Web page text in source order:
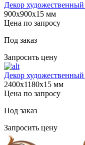
Декор
900х900х15 мм
Цена по запросу
Под заказ
Запросить цену
Декор
2400х1180х15 мм
Цена по запросу
Под заказ
Запросить цену